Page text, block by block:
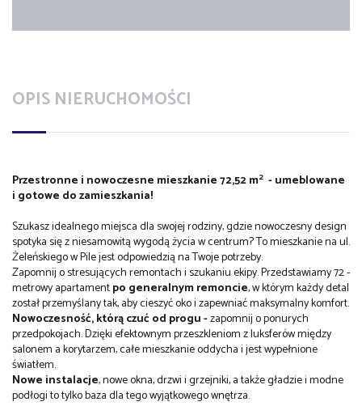
OPIS NIERUCHOMOŚCI
Przestronne i nowoczesne mieszkanie 72,52 m2 - umeblowane
i gotowe do zamieszkania!
Szukasz idealnego miejsca dla swojej rodziny, gdzie nowoczesny design
spotyka się z niesamowitą wygodą życia w centrum? To mieszkanie na ul.
Żeleńskiego w Pile jest odpowiedzią na Twoje potrzeby.
Zapomnij o stresujących remontach i szukaniu ekipy. Przedstawiamy 72 -
metrowy apartamentpo generalnym remoncie, w którym każdy detal
został przemyślany tak, aby cieszyć oko i zapewniać maksymalny komfort.
Nowoczesność, którą czuć od progu -zapomnij o ponurych
przedpokojach. Dzięki efektownym przeszkleniom z luksferów między
salonem a korytarzem, całe mieszkanie oddycha i jest wypełnione
światłem.
Nowe instalacje, nowe okna, drzwi i grzejniki, a także gładzie i modne
podłogi to tylko baza dla tego wyjątkowego wnętrza.